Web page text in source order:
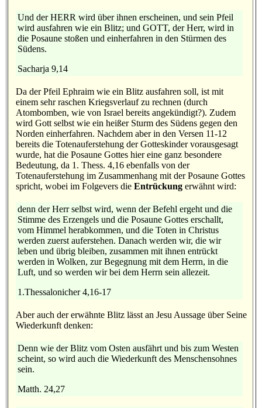
Und der HERR wird über ihnen erscheinen, und sein Pfeil
wird ausfahren wie ein Blitz; und GOTT, der Herr, wird in
die Posaune stoßen und einherfahren in den Stürmen des
Südens.
Sacharja 9,14
Da der Pfeil Ephraim wie ein Blitz ausfahren soll, ist mit
einem sehr raschen Kriegsverlauf zu rechnen (durch
Atombomben, wie von Israel bereits angekündigt?). Zudem
wird Gott selbst wie ein heißer Sturm des Südens gegen den
Norden einherfahren. Nachdem aber in den Versen 11-12
bereits die Totenauferstehung der Gotteskinder vorausgesagt
wurde, hat die Posaune Gottes hier eine ganz besondere
Bedeutung, da 1. Thess. 4,16 ebenfalls von der
Totenauferstehung im Zusammenhang mit der Posaune Gottes
spricht, wobei im Folgevers die Entrückung erwähnt wird:
denn der Herr selbst wird, wenn der Befehl ergeht und die
Stimme des Erzengels und die Posaune Gottes erschallt,
vom Himmel herabkommen, und die Toten in Christus
werden zuerst auferstehen. Danach werden wir, die wir
leben und übrig bleiben, zusammen mit ihnen entrückt
werden in Wolken, zur Begegnung mit dem Herrn, in die
Luft, und so werden wir bei dem Herrn sein allezeit.
1.Thessalonicher 4,16-17
Aber auch der erwähnte Blitz lässt an Jesu Aussage über Seine
Wiederkunft denken:
Denn wie der Blitz vom Osten ausfährt und bis zum Westen
scheint, so wird auch die Wiederkunft des Menschensohnes
sein.
Matth. 24,27